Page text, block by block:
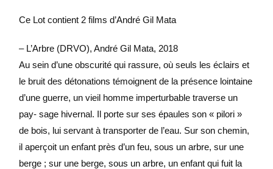
Ce Lot contient 2 films d’André Gil Mata
– L’Arbre (DRVO), André Gil Mata, 2018
Au sein d’une obscurité qui rassure, où seuls les éclairs et
le bruit des détonations témoignent de la présence lointaine
d’une guerre, un vieil homme imperturbable traverse un
pay- sage hivernal. Il porte sur ses épaules son « pilori »
de bois, lui servant à transporter de l’eau. Sur son chemin,
il aperçoit un enfant près d’un feu, sous un arbre, sur une
berge ; sur une berge, sous un arbre, un enfant qui fuit la